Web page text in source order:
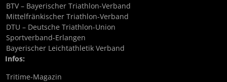
BTV – Bayerischer Triathlon-Verband
Mittelfränkischer Triathlon-Verband
DTU – Deutsche Triathlon-Union
Sportverband-Erlangen
Bayerischer Leichtathletik Verband
Infos:
Tritime-Magazin